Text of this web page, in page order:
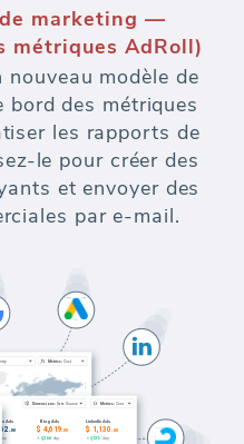
de marketing —
métriques AdRoll)
modèle de
bord des métriques
les rapports de
le pour créer des
et envoyer des
par e-mail.